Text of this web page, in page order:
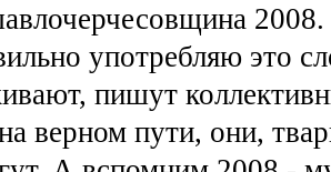
употребляю это
пишут
верном пути, они,